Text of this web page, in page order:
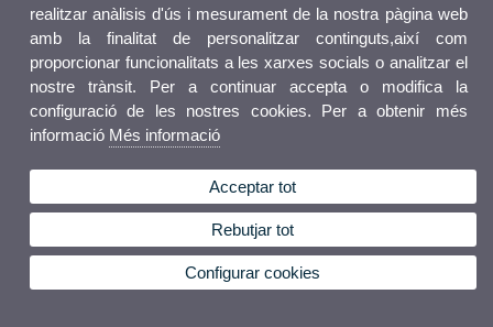
realitzar anàlisis d'ús i mesurament de la nostra pàgina web
amb la finalitat de personalitzar continguts,així com
proporcionar funcionalitats a les xarxes socials o analitzar el
nostre trànsit. Per a continuar accepta o modifica la
configuració de les nostres cookies. Per a obtenir més
informació Més informació
Acceptar tot
Rebutjar tot
Configurar cookies